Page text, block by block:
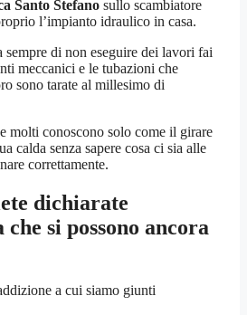
Santo Stefano sullo scambiatore
l’impianto idraulico in casa.
sempre di non eseguire dei lavori fai
meccanici e le tubazioni che
sono tarate al millesimo di
molti conoscono solo come il girare
calda senza sapere cosa ci sia alle
correttamente.
dichiarate
si possono ancora
a cui siamo giunti